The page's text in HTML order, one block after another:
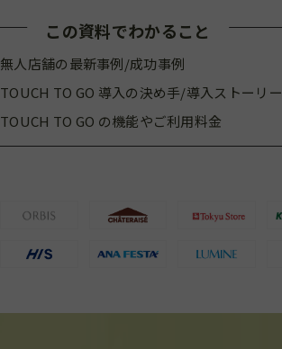
この資料でわかること
無人店舗の最新事例/成功事例
TOUCH TO GO 導入の決め手/導入ストーリー
TOUCH TO GO の機能やご利用料金